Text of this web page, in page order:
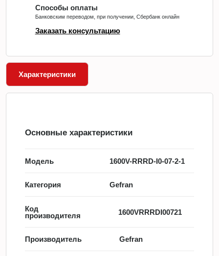
Способы оплаты
Банковским переводом, при получении, Сбербанк онлайн
Заказать консультацию
Характеристики
Основные характеристики
Модель 1600V-RRRD-I0-07-2-1
Категория Gefran
Код
производителя
1600VRRRDI00721
Производитель Gefran